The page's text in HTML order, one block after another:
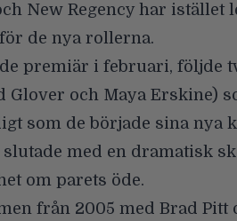
New Regency har istället
de nya rollerna.
premiär i februari, följde
Glover och Maya Erskine)
som de började sina nya
med en dramatisk
om parets öde.
från 2005 med Brad Pitt